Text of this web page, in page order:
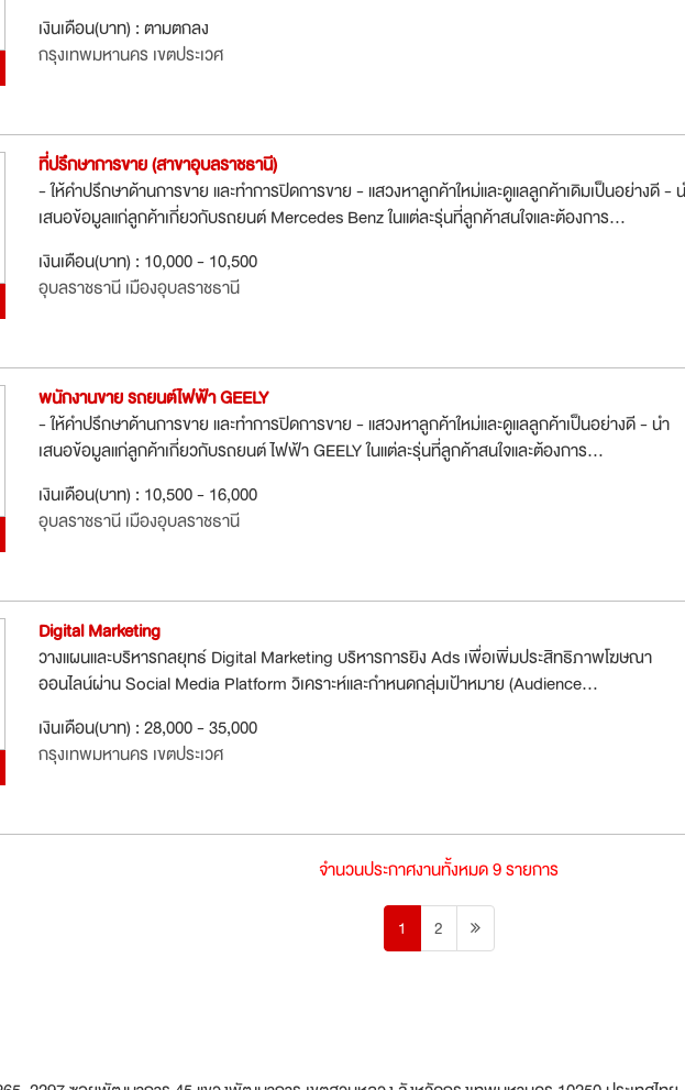
เงินเดือน(บาท) : ตามตกลง
กรุงเทพมหานคร เขตประเวศ
ที่ปรึกษาการขาย (สาขาอุบลราชธานี)
- ให้คำปรึกษาด้านการขาย และทำการปิดการขาย - แสวงหาลูกค้าใหม่และดูแลลูกค้าเดิมเป็นอย่างดี -
เสนอข้อมูลแก่ลูกค้าเกี่ยวกับรถยนต์ Mercedes Benz ในแต่ละรุ่นที่ลูกค้าสนใจและต้องการ...
เงินเดือน(บาท) : 10,000 - 10,500
อุบลราชธานี เมืองอุบลราชธานี
พนักงานขาย รถยนต์ไฟฟ้า GEELY
- ให้คำปรึกษาด้านการขาย และทำการปิดการขาย - แสวงหาลูกค้าใหม่และดูแลลูกค้าเป็นอย่างดี - นำ
เสนอข้อมูลแก่ลูกค้าเกี่ยวกับรถยนต์ ไฟฟ้า GEELY ในแต่ละรุ่นที่ลูกค้าสนใจและต้องการ...
เงินเดือน(บาท) : 10,500 - 16,000
อุบลราชธานี เมืองอุบลราชธานี
Digital Marketing
วางแผนและบริหารกลยุทธ์ Digital Marketing บริหารการยิง Ads เพื่อเพิ่มประสิทธิภาพโฆษณา
ออนไลน์ผ่าน Social Media Platform วิเคราะห์และกำหนดกลุ่มเป้าหมาย (Audience...
เงินเดือน(บาท) : 28,000 - 35,000
กรุงเทพมหานคร เขตประเวศ
จำนวนประกาศงานทั้งหมด 9 รายการ
1 2